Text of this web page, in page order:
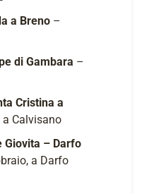
a Breno –
di Gambara –
Cristina a
Calvisano
Giovita – Darfo
a Darfo